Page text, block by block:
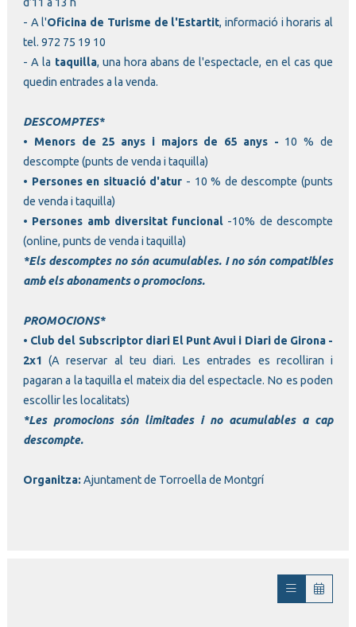
- A l'Oficina de Turisme de l'Estartit, informació i horaris al
tel. 972 75 19 10
- A la taquilla, una hora abans de l'espectacle, en el cas que
quedin entrades a la venda.
DESCOMPTES*
• Menors de 25 anys i majors de 65 anys - 10 % de
descompte (punts de venda i taquilla)
• Persones en situació d'atur - 10 % de descompte (punts
de venda i taquilla)
• Persones amb diversitat funcional -10% de descompte
(online, punts de venda i taquilla)
*Els descomptes no són acumulables. I no són compatibles
amb els abonaments o promocions.
PROMOCIONS*
• Club del Subscriptor diari El Punt Avui i Diari de Girona -
2x1 (A reservar al teu diari. Les entrades es recolliran i
pagaran a la taquilla el mateix dia del espectacle. No es poden
escollir les localitats)
*Les promocions són limitades i no acumulables a cap
descompte.
Organitza:Ajuntament de Torroella de Montgrí